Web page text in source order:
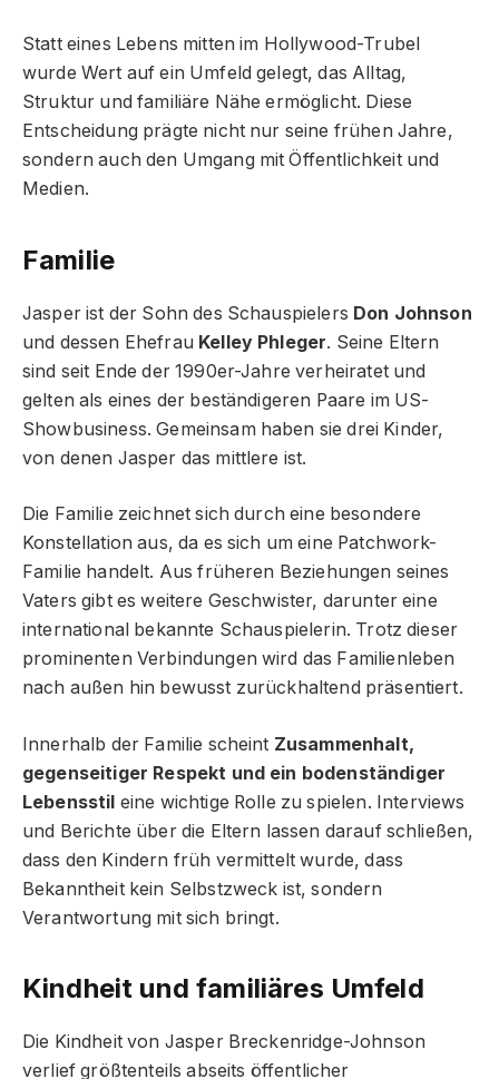
Statt eines Lebens mitten im Hollywood-Trubel
wurde Wert auf ein Umfeld gelegt, das Alltag,
Struktur und familiäre Nähe ermöglicht. Diese
Entscheidung prägte nicht nur seine frühen Jahre,
sondern auch den Umgang mit Öffentlichkeit und
Medien.
Familie
Jasper ist der Sohn des Schauspielers Don Johnson
und dessen Ehefrau Kelley Phleger. Seine Eltern
sind seit Ende der 1990er-Jahre verheiratet und
gelten als eines der beständigeren Paare im US-
Showbusiness. Gemeinsam haben sie drei Kinder,
von denen Jasper das mittlere ist.
Die Familie zeichnet sich durch eine besondere
Konstellation aus, da es sich um eine Patchwork-
Familie handelt. Aus früheren Beziehungen seines
Vaters gibt es weitere Geschwister, darunter eine
international bekannte Schauspielerin. Trotz dieser
prominenten Verbindungen wird das Familienleben
nach außen hin bewusst zurückhaltend präsentiert.
Innerhalb der Familie scheint Zusammenhalt,
gegenseitiger Respekt und ein bodenständiger
Lebensstil eine wichtige Rolle zu spielen. Interviews
und Berichte über die Eltern lassen darauf schließen,
dass den Kindern früh vermittelt wurde, dass
Bekanntheit kein Selbstzweck ist, sondern
Verantwortung mit sich bringt.
Kindheit und familiäres Umfeld
Die Kindheit von Jasper Breckenridge-Johnson
verlief größtenteils abseits öffentlicher